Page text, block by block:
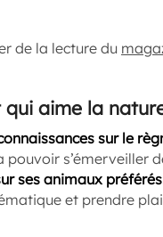
de la lecture du
aime la
sur le
pouvoir s’émerveiller
ses animaux préférés
et prendre